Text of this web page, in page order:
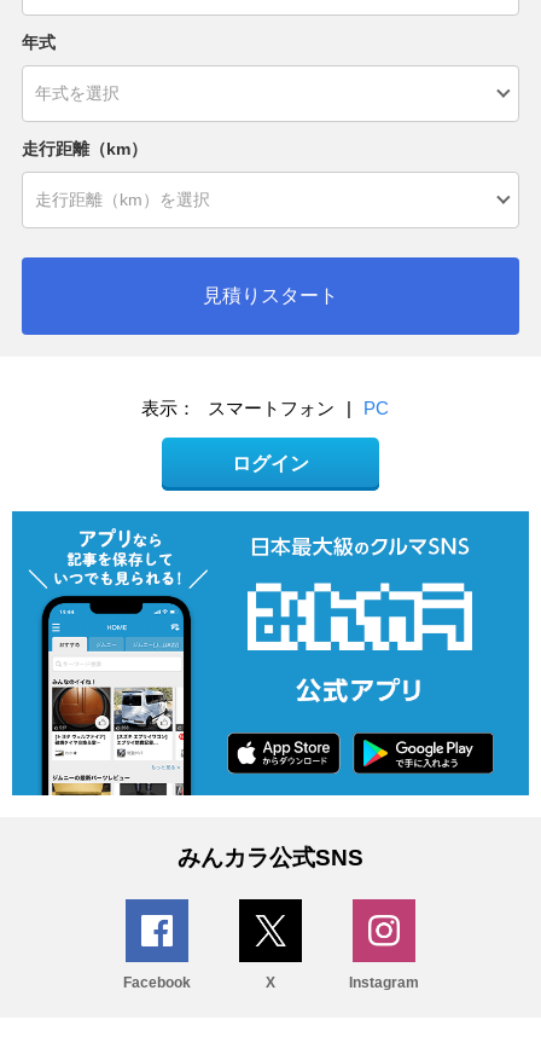
年式
走行距離（km）
見積りスタート
表示： スマートフォン | PC
ログイン
みんカラ公式SNS
Facebook X Instagram